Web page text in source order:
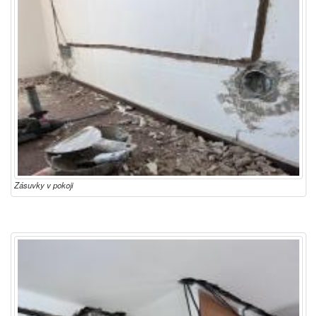
Zásuvky v pokoji